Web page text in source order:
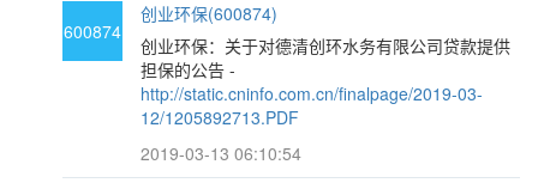
600874
创业环保(600874)
创业环保：关于对德清创环水务有限公司贷款提供
担保的公告 -
http://static.cninfo.com.cn/finalpage/2019-03-
12/1205892713.PDF
2019-03-13 06:10:54